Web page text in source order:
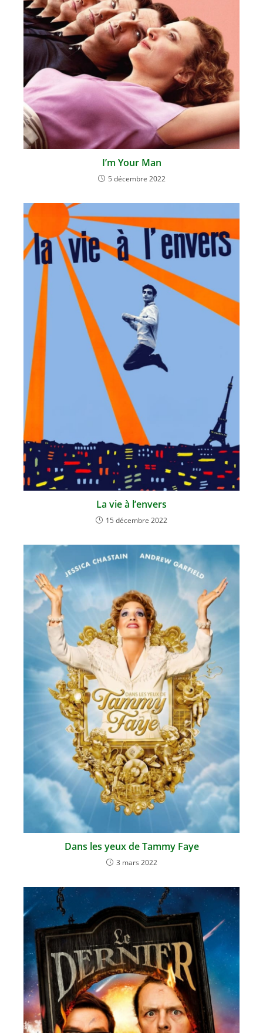
I’m Your Man
5 décembre 2022
La vie à l’envers
15 décembre 2022
Dans les yeux de Tammy Faye
3 mars 2022